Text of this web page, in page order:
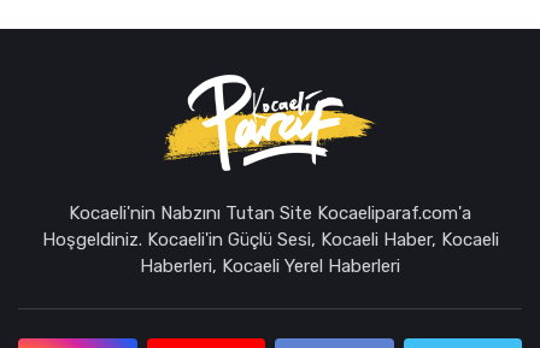
Kocaeli'nin Nabzını Tutan Site Kocaeliparaf.com'a
Hoşgeldiniz. Kocaeli'in Güçlü Sesi, Kocaeli Haber, Kocaeli
Haberleri, Kocaeli Yerel Haberleri